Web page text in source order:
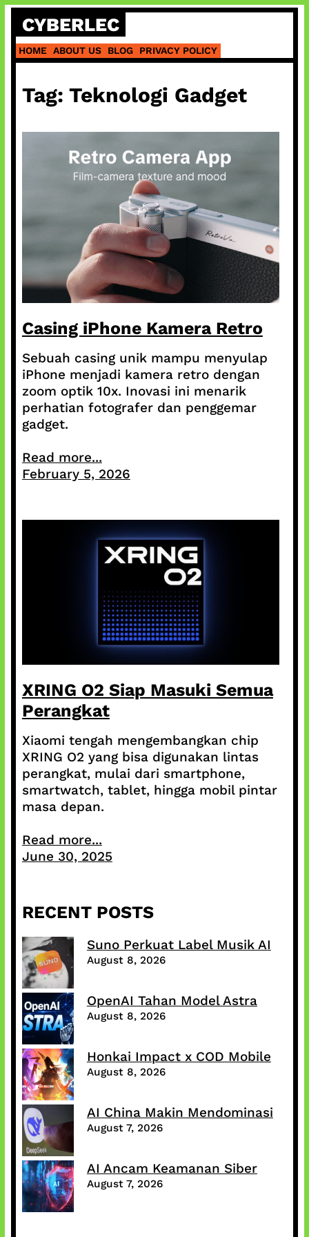
Skip
content
CYBERLEC
HOME ABOUT US BLOG PRIVACY POLICY
Tag: Teknologi Gadget
Casing iPhone Kamera Retro
Sebuah casing unik mampu menyulap
iPhone menjadi kamera retro dengan
zoom optik 10x. Inovasi ini menarik
perhatian fotografer dan penggemar
gadget.
Read more...
February 5, 2026
XRING O2 Siap Masuki Semua
Perangkat
Xiaomi tengah mengembangkan chip
XRING O2 yang bisa digunakan lintas
perangkat, mulai dari smartphone,
smartwatch, tablet, hingga mobil pintar
masa depan.
Read more...
June 30, 2025
RECENT POSTS
Suno Perkuat Label Musik AI
August 8, 2026
OpenAI Tahan Model Astra
August 8, 2026
Honkai Impact x COD Mobile
August 8, 2026
AI China Makin Mendominasi
August 7, 2026
AI Ancam Keamanan Siber
August 7, 2026